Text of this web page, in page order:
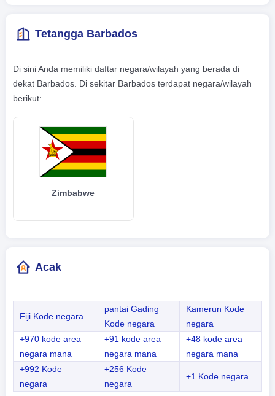
Tetangga Barbados
Di sini Anda memiliki daftar negara/wilayah yang berada di
dekat Barbados. Di sekitar Barbados terdapat negara/wilayah
berikut:
Zimbabwe
Acak
Fiji Kode negara
pantai Gading
Kode negara
Kamerun Kode
negara
+970 kode area
negara mana
+91 kode area
negara mana
+48 kode area
negara mana
+992 Kode
negara
+256 Kode
negara
+1 Kode negara